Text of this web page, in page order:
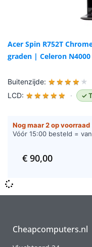
Acer Spin R752T
graden | Celeron
Buitenzijde: ★ ★ ★ ★ ★
LCD: ★ ★ ★ ★ ★ · ✓
Nog maar 2 op voorraad
Vóór 15:00 besteld =
€90,00
Cheapcomputers.nl